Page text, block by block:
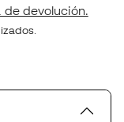
de devolución.